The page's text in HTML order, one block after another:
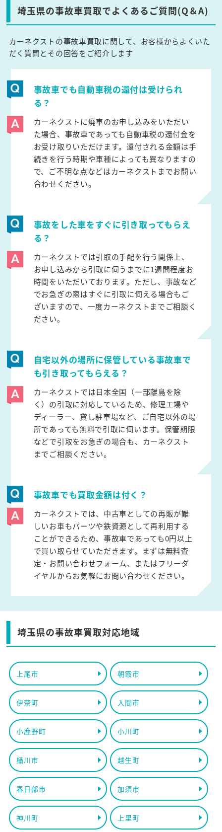
埼玉県の事故車買取でよくあるご質問(Q＆A)
カーネクストの事故車買取に関して、お客様からよくいた
だく質問とその回答をご紹介します
事故車でも自動車税の還付は受けられ
る？
カーネクストに廃車のお申し込みをいただい
た場合、事故車であっても自動車税の還付金を
お受け取りいただけます。還付される金額は手
続きを行う時期や車種によっても異なりますの
で、ご不明な点などはカーネクストまでお問い
合わせください。
事故をした車をすぐに引き取ってもらえ
る？
カーネクストでは引取の手配を行う関係上、
お申し込みから引取に伺うまでに1週間程度お
時間をいただいております。ただし、事故など
でお急ぎの際はすぐに引取に伺える場合もご
ざいますので、一度カーネクストまでご相談く
ださい。
自宅以外の場所に保管している事故車で
も引き取ってもらえる？
カーネクストでは日本全国（一部離島を除
く）の引取に対応しているため、修理工場や
ディーラー、貸し駐車場など、ご自宅以外の場
所であっても無料で引取に伺います。保管期限
などで引取をお急ぎの場合も、カーネクスト
までご相談ください。
事故車でも買取金額は付く？
カーネクストでは、中古車としての再販が難
しいお車もパーツや鉄資源として再利用する
ことができるため、事故車であっても0円以上
で買い取らせていただきます。まずは無料査
定・お問い合わせフォーム、またはフリーダ
イヤルからお気軽にお問い合わせください。
埼玉県の事故車買取対応地域
上尾市 朝霞市
伊奈町 入間市
小鹿野町 小川町
桶川市 越生町
春日部市 加須市
神川町 上里町